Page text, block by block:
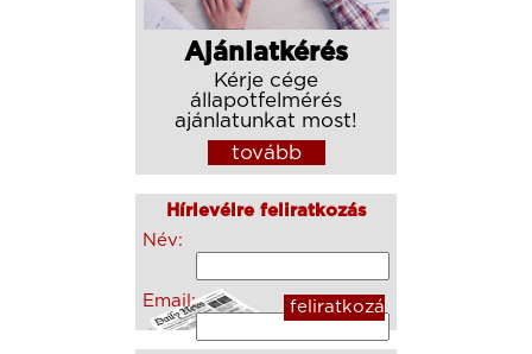
Ajánlatkérés
Kérje cége
állapotfelmérés
ajánlatunkat most!
tovább
Hírlevélre feliratkozás
Név:
Email: